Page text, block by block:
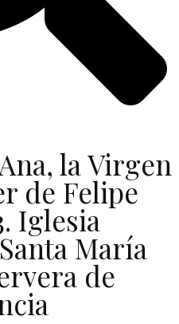
la Virgen
de Felipe
Iglesia
María
de